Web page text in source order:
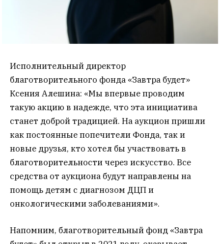
Исполнительный директор
благотворительного фонда «Завтра будет»
Ксения Алешина: «Мы впервые проводим
такую акцию в надежде, что эта инициатива
станет доброй традицией. На аукцион пришли
как постоянные попечители Фонда, так и
новые друзья, кто хотел бы участвовать в
благотворительности через искусство. Все
средства от аукциона будут направлены на
помощь детям с диагнозом ДЦП и
онкологическими заболеваниями».
Напомним, благотворительный фонд «Завтра